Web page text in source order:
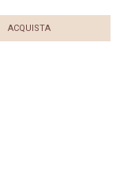
ACQUISTA